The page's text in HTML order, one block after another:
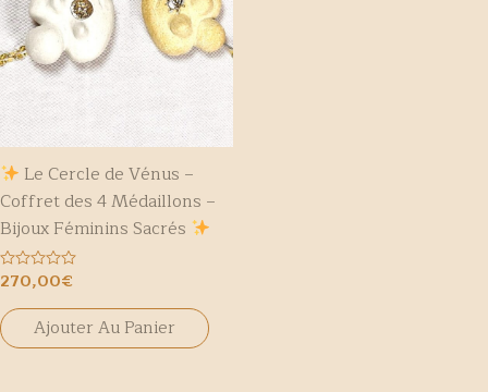
Le Cercle de Vénus –
Coffret des 4 Médaillons –
Bijoux Féminins Sacrés
Note
sur
5
270,00€
Ajouter Au Panier